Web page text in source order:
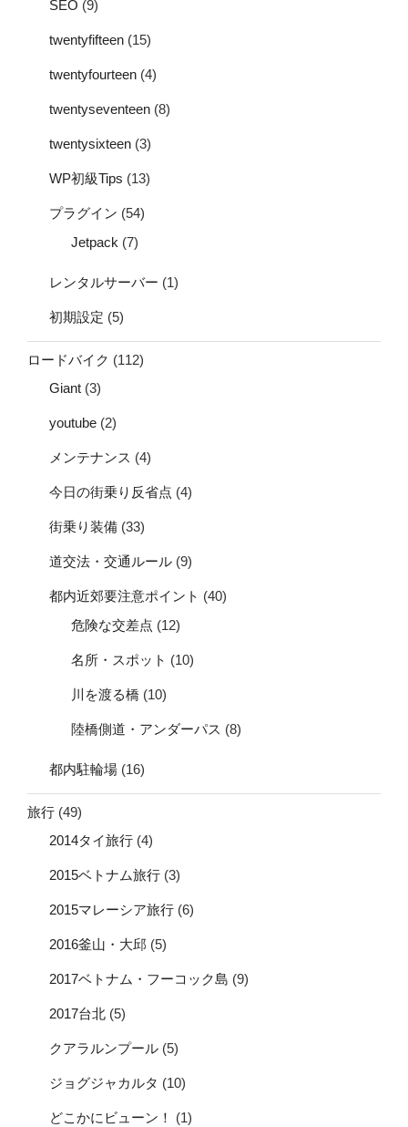
SEO (9)
twentyfifteen (15)
twentyfourteen (4)
twentyseventeen (8)
twentysixteen (3)
WP初級Tips (13)
プラグイン (54)
Jetpack (7)
レンタルサーバー (1)
初期設定 (5)
ロードバイク (112)
Giant (3)
youtube (2)
メンテナンス (4)
今日の街乗り反省点 (4)
街乗り装備 (33)
道交法・交通ルール (9)
都内近郊要注意ポイント (40)
危険な交差点 (12)
名所・スポット (10)
川を渡る橋 (10)
陸橋側道・アンダーパス (8)
都内駐輪場 (16)
旅行 (49)
2014タイ旅行 (4)
2015ベトナム旅行 (3)
2015マレーシア旅行 (6)
2016釜山・大邱 (5)
2017ベトナム・フーコック島 (9)
2017台北 (5)
クアラルンプール (5)
ジョグジャカルタ (10)
どこかにビューン！ (1)